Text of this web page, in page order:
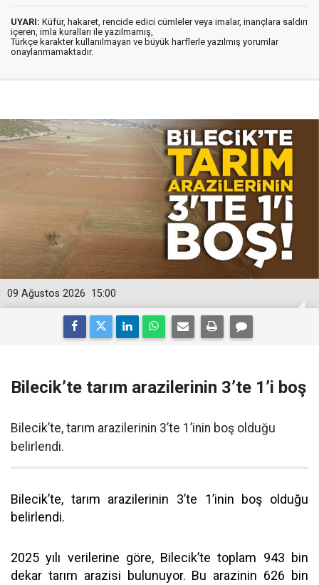
UYARI: Küfür, hakaret, rencide edici cümleler veya imalar, inançlara saldırı
içeren, imla kuralları ile yazılmamış,
Türkçe karakter kullanılmayan ve büyük harflerle yazılmış yorumlar
onaylanmamaktadır.
15:00
09 Ağustos 2026
Bilecik’te tarım arazilerinin 3’te 1’i boş
Bilecik’te, tarım arazilerinin 3’te 1’inin boş olduğu
belirlendi.
Bilecik’te, tarım arazilerinin 3’te 1’inin boş olduğu
belirlendi.
2025 yılı verilerine göre, Bilecik’te toplam 943 bin
dekar tarım arazisi bulunuyor. Bu arazinin 626 bin